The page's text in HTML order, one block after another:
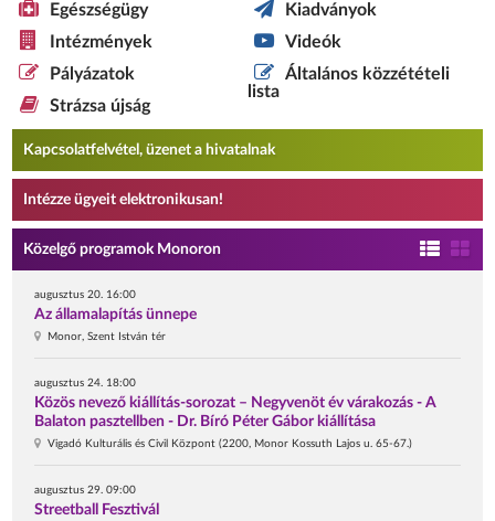
Egészségügy
Intézmények
Pályázatok
Strázsa újság
Kiadványok
Videók
Általános közzétételi
lista
Kapcsolatfelvétel, üzenet a hivatalnak
Intézze ügyeit elektronikusan!
Közelgő programok Monoron
augusztus 20. 16:00
Az államalapítás ünnepe
Monor, Szent István tér
augusztus 24. 18:00
Közös nevező kiállítás-sorozat – Negyvenöt év várakozás - A
Balaton pasztellben - Dr. Bíró Péter Gábor kiállítása
Vigadó Kulturális és Civil Központ (2200, Monor Kossuth Lajos u. 65-67.)
augusztus 29. 09:00
Streetball Fesztivál